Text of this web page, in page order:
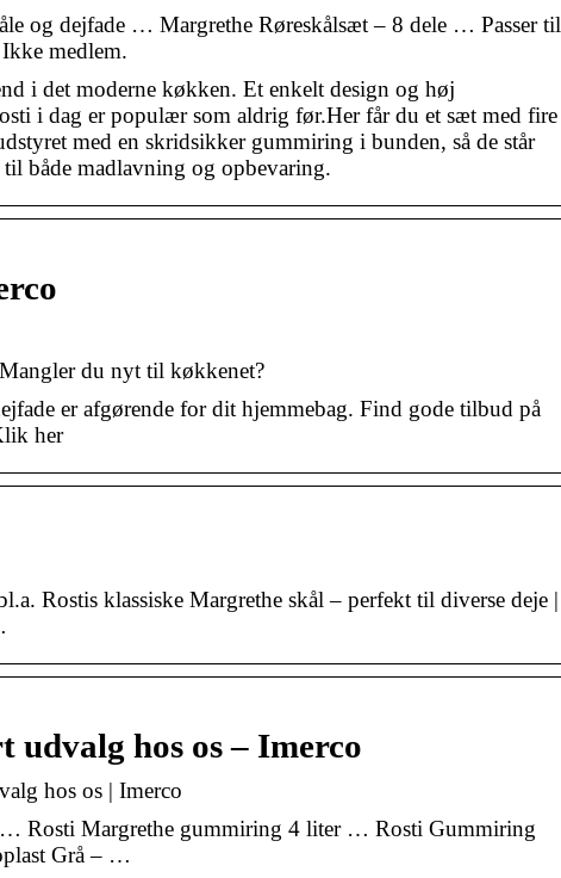
og dejfade … Margrethe Røreskålsæt – 8 dele … Passer til
medlem.
i det moderne køkken. Et enkelt design og høj
i dag er populær som aldrig før.Her får du et sæt med fire
med en skridsikker gummiring i bunden, så de står
både madlavning og opbevaring.
du nyt til køkkenet?
er afgørende for dit hjemmebag. Find gode tilbud på
her
Rostis klassiske Margrethe skål – perfekt til diverse deje |
hos os – Imerco
hos os | Imerco
Rosti Margrethe gummiring 4 liter … Rosti Gummiring
Grå – …